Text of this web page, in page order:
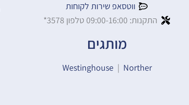
ווטסאפ שירות לקוחות
התקנות: 09:00-16:00 טלפון 3578*
מותגים
Westinghouse | Norther